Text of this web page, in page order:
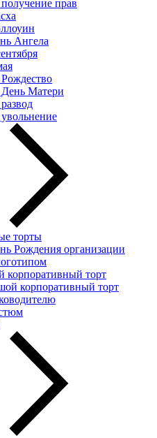
прав
Ангела
День Матери
торты
Рождения организации
корпоративный торт
корпоративный торт